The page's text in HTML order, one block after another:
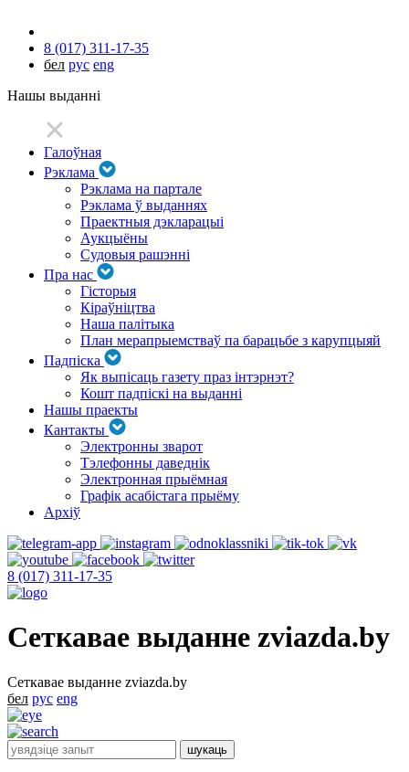
8 (017) 311-17-35
бел рус eng
Нашы выданні
Галоўная
Рэклама
Рэклама на партале
Рэклама ў выданнях
Праектныя дэкларацыі
Аукцыёны
Судовыя рашэнні
Пра нас
Гісторыя
Кіраўніцтва
Наша палітыка
План мерапрыемстваў па барацьбе з карупцыяй
Падпіска
Як выпісаць газету праз інтэрнэт?
Кошт падпіскі на выданні
Нашы праекты
Кантакты
Электронны зварот
Тэлефонны даведнік
Электронная прыёмная
Графік асабістага прыёму
Архіў
8 (017) 311-17-35
Сеткавае выданне zviazda.by
Сеткавае выданне zviazda.by
бел рус eng